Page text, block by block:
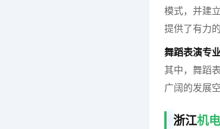
模式，并建
提供了有力
舞蹈表演专
其中，舞蹈
广阔的发展空
浙江机